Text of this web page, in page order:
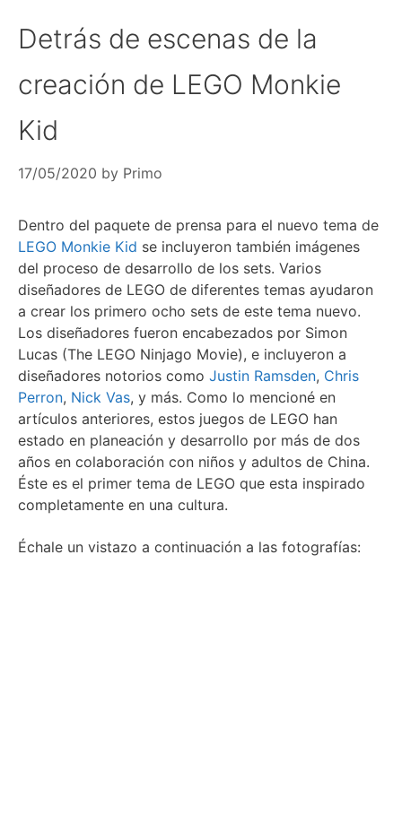
Detrás de escenas de la
creación de LEGO Monkie
Kid
17/05/2020 by Primo
Dentro del paquete de prensa para el nuevo tema de
LEGO Monkie Kid se incluyeron también imágenes
del proceso de desarrollo de los sets. Varios
diseñadores de LEGO de diferentes temas ayudaron
a crear los primero ocho sets de este tema nuevo.
Los diseñadores fueron encabezados por Simon
Lucas (The LEGO Ninjago Movie), e incluyeron a
diseñadores notorios como Justin Ramsden, Chris
Perron, Nick Vas, y más. Como lo mencioné en
artículos anteriores, estos juegos de LEGO han
estado en planeación y desarrollo por más de dos
años en colaboración con niños y adultos de China.
Éste es el primer tema de LEGO que esta inspirado
completamente en una cultura.
Échale un vistazo a continuación a las fotografías: